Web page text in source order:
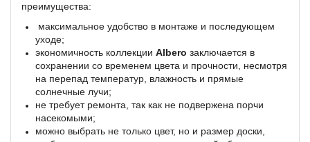
преимущества:
максимальное удобство в монтаже и последующем
уходе;
экономичность коллекции Albero заключается в
сохранении со временем цвета и прочности, несмотря
на перепад температур, влажность и прямые
солнечные лучи;
не требует ремонта, так как не подвержена порчи
насекомыми;
можно выбрать не только цвет, но и размер доски,